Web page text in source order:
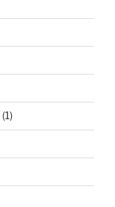
(1)